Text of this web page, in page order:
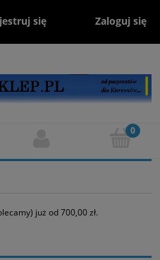
się Zaloguj się
już od 700,00 zł.